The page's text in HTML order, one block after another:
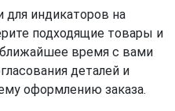
для индикаторов на
подходящие товары и
время с вами
деталей и
оформлению заказа.